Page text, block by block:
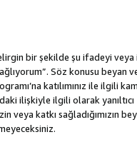
bir şekilde şu ifadeyi veya
Söz konusu beyan
katılımınız ile ilgili
ilişkiyle ilgili olarak yanıltıcı
katkı sağladığımızın